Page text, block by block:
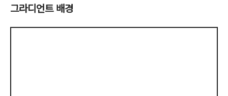
그라디언트 배경